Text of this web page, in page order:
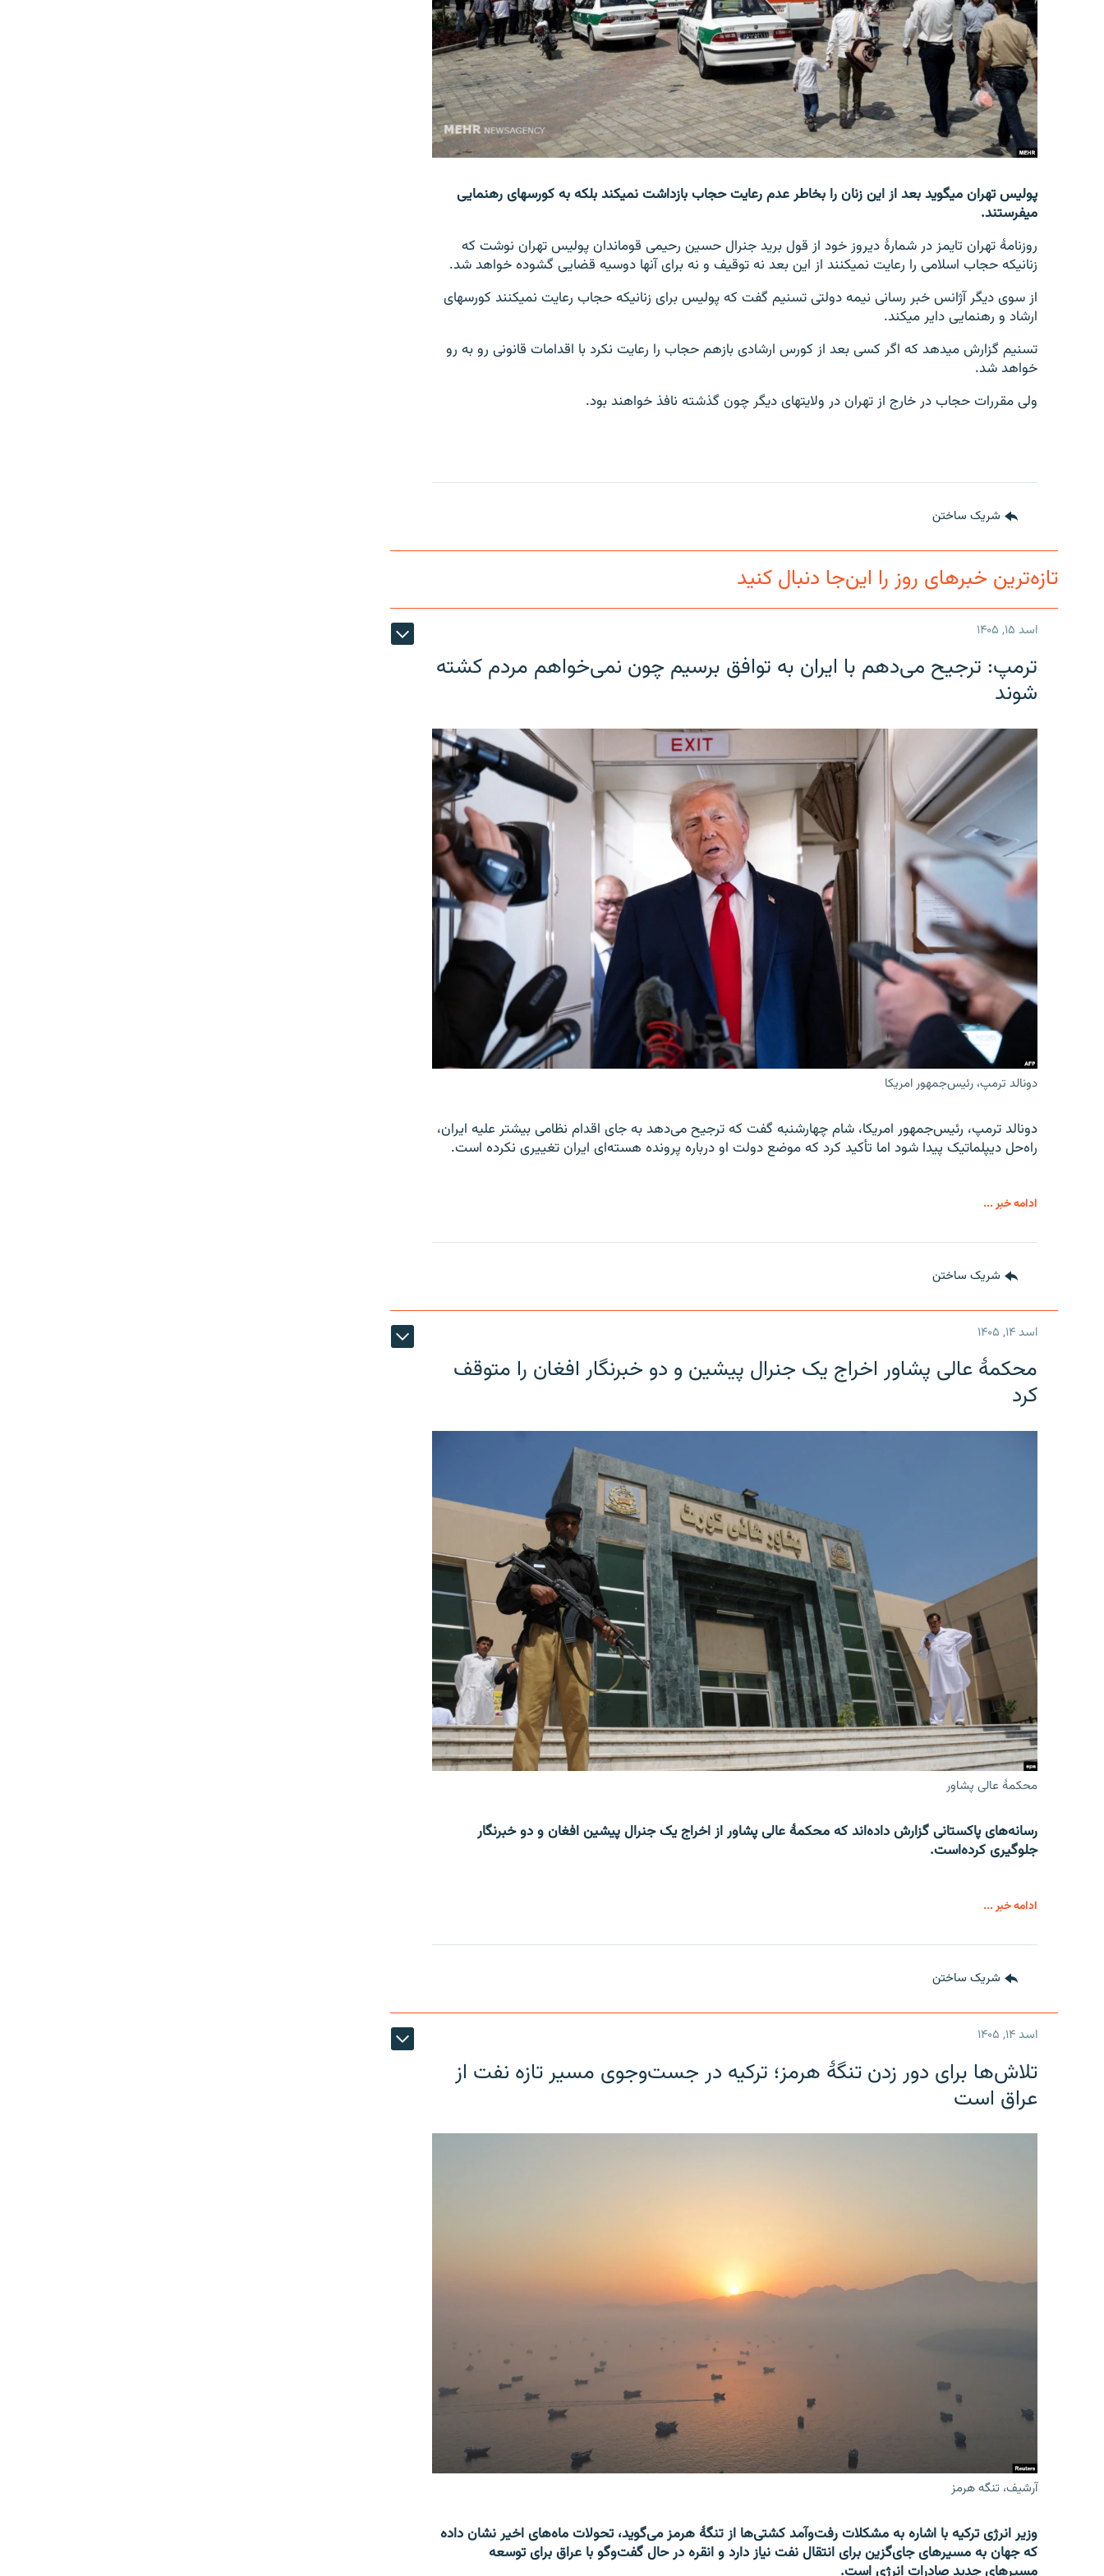
پولیس تهران می‎گوید بعد از این زنان را بخاطر عدم رعایت حجاب بازداشت نمی‎کند بلکه به کورس‎های رهنمایی
می‎فرستند.
روزنامۀ تهران تایمز در شمارۀ دیروز خود از قول برید جنرال حسین رحیمی قوماندان پولیس تهران نوشت که
زنانی‎که حجاب اسلامی را رعایت نمی‎کنند از این بعد نه توقیف و نه برای آن‎ها دوسیه قضایی گشوده خواهد شد.
از سوی دیگر آژانس خبر رسانی نیمه دولتی تسنیم گفت که پولیس برای زنانی‎که حجاب رعایت نمی‎کنند کورس‎های
ارشاد و رهنمایی دایر می‎کند.
تسنیم گزارش می‎دهد که اگر کسی بعد از کورس ارشادی بازهم حجاب را رعایت نکرد با اقدامات قانونی رو به رو
خواهد شد.
ولی مقررات حجاب در خارج از تهران در ولایت‎های دیگر چون گذشته نافذ خواهند بود.
شریک ساختن
تازه‌ترین خبرهای روز را این‌جا دنبال کنید
اسد ۱۵, ۱۴۰۵
ترمپ: ترجیح می‌دهم با ایران به توافق برسیم چون نمی‌خواهم مردم کشته
شوند
دونالد ترمپ، رئیس‌جمهور امریکا
دونالد ترمپ، رئیس‌جمهور امریکا، شام چهارشنبه گفت که ترجیح می‌دهد به جای اقدام نظامی بیشتر علیه ایران،
راه‌حل دیپلماتیک پیدا شود اما تأکید کرد که موضع دولت او درباره پرونده هسته‌ای ایران تغییری نکرده است.
ادامه خبر ...
شریک ساختن
اسد ۱۴, ۱۴۰۵
محکمۀ عالی پشاور اخراج یک جنرال پیشین و دو خبرنگار افغان را متوقف
کرد
محکمۀ عالی پشاور
رسانه‌های پاکستانی گزارش داده‌اند که محکمۀ عالی پشاور از اخراج یک جنرال پیشین افغان و دو خبرنگار
جلوگیری کرده‌است.
ادامه خبر ...
شریک ساختن
اسد ۱۴, ۱۴۰۵
تلاش‌ها برای دور زدن تنگۀ هرمز؛ ترکیه در جست‌وجوی مسیر تازه نفت از
عراق است
آرشیف، تنگه هرمز
وزیر انرژی ترکیه با اشاره به مشکلات رفت‌وآمد کشتی‌ها از تنگۀ هرمز می‌گوید، تحولات ماه‌های اخیر نشان داده
که جهان به مسیرهای جای‌گزین برای انتقال نفت نیاز دارد و انقره در حال گفت‌وگو با عراق برای توسعه